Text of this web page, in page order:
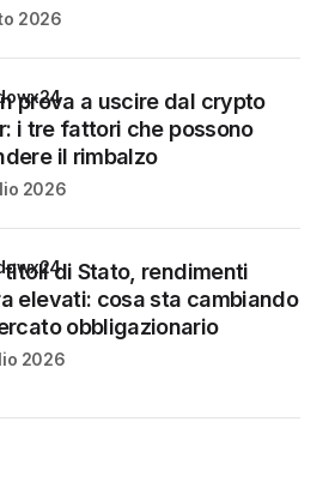
2026
prova a uscire dal crypto
i tre fattori che possono
il rimbalzo
2026
titoli di Stato, rendimenti
elevati: cosa sta cambiando
obbligazionario
2026